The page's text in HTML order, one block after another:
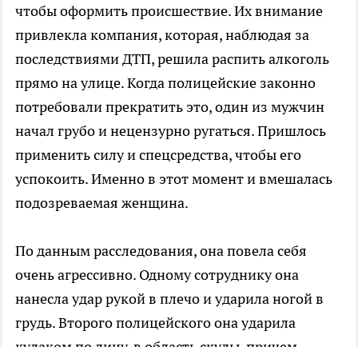
чтобы оформить происшествие. Их внимание
привлекла компания, которая, наблюдая за
последствиями ДТП, решила распить алкоголь
прямо на улице. Когда полицейские законно
потребовали прекратить это, один из мужчин
начал грубо и нецензурно ругаться. Пришлось
применить силу и спецсредства, чтобы его
успокоить. Именно в этот момент и вмешалась
подозреваемая женщина.
По данным расследования, она повела себя
очень агрессивно. Одному сотруднику она
нанесла удар рукой в плечо и ударила ногой в
грудь. Второго полицейского она ударила